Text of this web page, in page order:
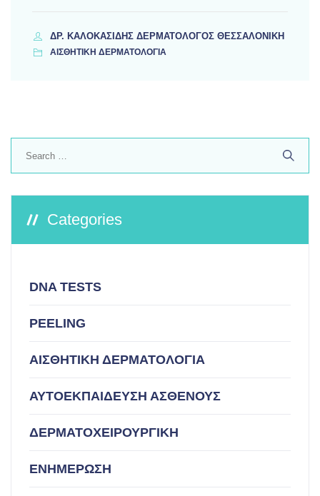
ΔΡ. ΚΑΛΟΚΑΣΊΔΗΣ ΔΕΡΜΑΤΟΛΌΓΟΣ ΘΕΣΣΑΛΟΝΊΚΗ
ΑΙΣΘΗΤΙΚΗ ΔΕΡΜΑΤΟΛΟΓΙΑ
Categories
DNA TESTS
PEELING
ΑΙΣΘΗΤΙΚΗ ΔΕΡΜΑΤΟΛΟΓΙΑ
ΑΥΤΟΕΚΠΑΙΔΕΥΣΗ ΑΣΘΕΝΟΥΣ
ΔΕΡΜΑΤΟΧΕΙΡΟΥΡΓΙΚΗ
ΕΝΗΜΕΡΩΣΗ